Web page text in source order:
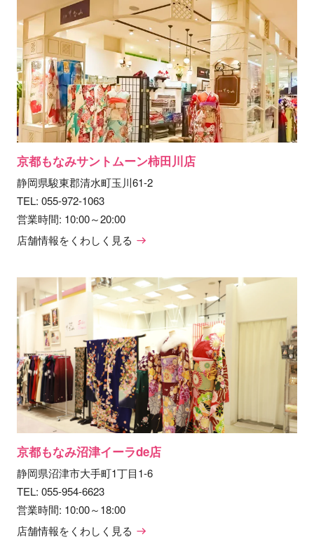
京都もなみサントムーン柿田川店
静岡県駿東郡清水町玉川61-2
TEL: 055-972-1063
営業時間: 10:00～20:00
店舗情報をくわしく見る
京都もなみ沼津イーラde店
静岡県沼津市大手町1丁目1-6
TEL: 055-954-6623
営業時間: 10:00～18:00
店舗情報をくわしく見る